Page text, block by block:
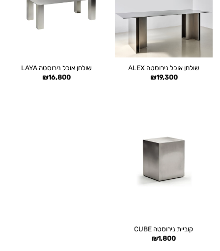
שולחן אוכל נירוסטה ALEX
₪19,300
שולחן אוכל נירוסטה LAYA
₪16,800
קוביית נירוסטה CUBE
₪1,800